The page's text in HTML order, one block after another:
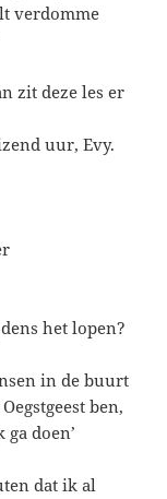
verdomme
zit deze les er
uur, Evy.
het lopen?
in de buurt
ben,
doen’
dat ik al